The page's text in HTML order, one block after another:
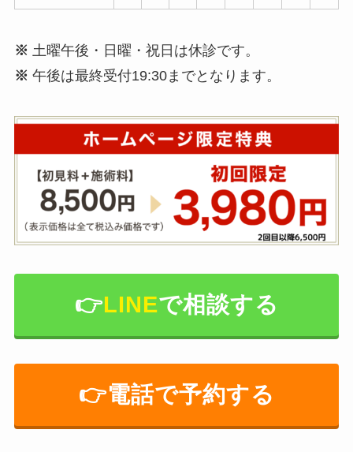
※ 土曜午後・日曜・祝日は休診です。
※ 午後は最終受付19:30までとなります。
👉️LINEで相談する
👉️電話で予約する